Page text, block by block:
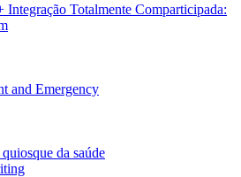
Integração Totalmente Comparticipada:
and Emergency
da saúde